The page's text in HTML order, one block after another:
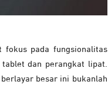
fokus pada fungsionalitas
dan perangkat lipat.
besar ini bukanlah